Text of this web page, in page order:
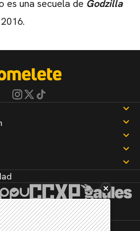
es una secuela de Godzilla